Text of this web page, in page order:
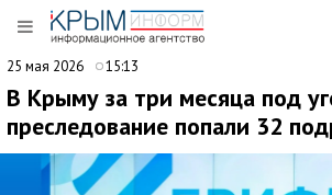
25 мая 2026 15:13
В Крыму за три месяца под
преследование попали 32